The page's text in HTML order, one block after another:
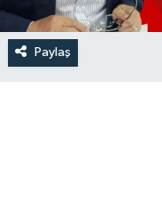
Paylaş